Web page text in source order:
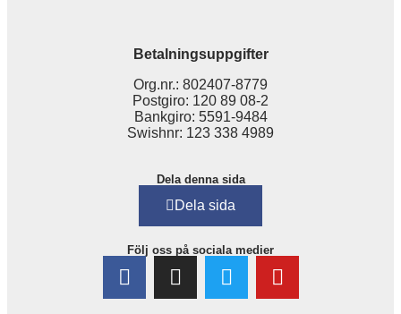
Betalningsuppgifter
Org.nr.: 802407-8779
Postgiro: 120 89 08-2
Bankgiro: 5591-9484
Swishnr: 123 338 4989
Dela denna sida
Dela sida
Följ oss på sociala medier